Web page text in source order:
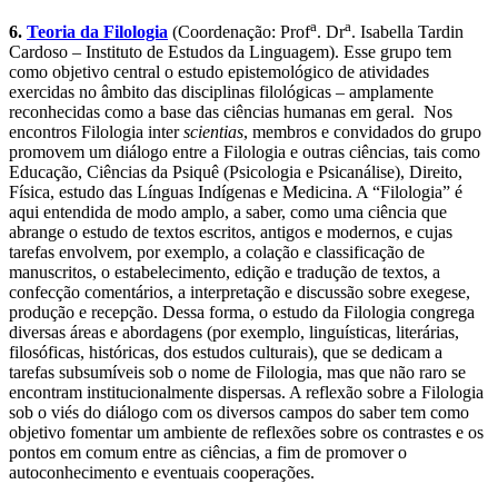
6. Teoria da Filologia (Coordenação: Profa. Dra. Isabella Tardin
Cardoso – Instituto de Estudos da Linguagem). Esse grupo tem
como objetivo central o estudo epistemológico de atividades
exercidas no âmbito das disciplinas filológicas – amplamente
reconhecidas como a base das ciências humanas em geral. Nos
encontros Filologia interscientias, membros e convidados do grupo
promovem um diálogo entre a Filologia e outras ciências, tais como
Educação, Ciências da Psiquê (Psicologia e Psicanálise), Direito,
Física, estudo das Línguas Indígenas e Medicina. A “Filologia” é
aqui entendida de modo amplo, a saber, como uma ciência que
abrange o estudo de textos escritos, antigos e modernos, e cujas
tarefas envolvem, por exemplo, a colação e classificação de
manuscritos, o estabelecimento, edição e tradução de textos, a
confecção comentários, a interpretação e discussão sobre exegese,
produção e recepção. Dessa forma, o estudo da Filologia congrega
diversas áreas e abordagens (por exemplo, linguísticas, literárias,
filosóficas, históricas, dos estudos culturais), que se dedicam a
tarefas subsumíveis sob o nome de Filologia, mas que não raro se
encontram institucionalmente dispersas. A reflexão sobre a Filologia
sob o viés do diálogo com os diversos campos do saber tem como
objetivo fomentar um ambiente de reflexões sobre os contrastes e os
pontos em comum entre as ciências, a fim de promover o
autoconhecimento e eventuais cooperações.